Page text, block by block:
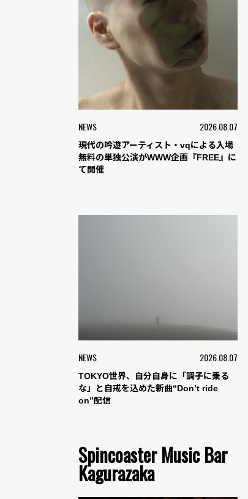
NEWS 2026.08.07
現代の吟遊アーティスト・vqによる入場
無料の単独公演がWWW企画『FREE』に
て開催
NEWS 2026.08.07
TOKYO世界、自分自身に「調子に乗る
な」と自戒を込めた新曲“Don’t ride
on”配信
Spincoaster Music Bar
Kagurazaka